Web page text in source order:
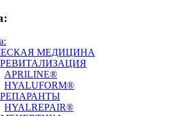
МЕДИЦИНА
APRILINE®
HYALUFORM®
HYALREPAIR®